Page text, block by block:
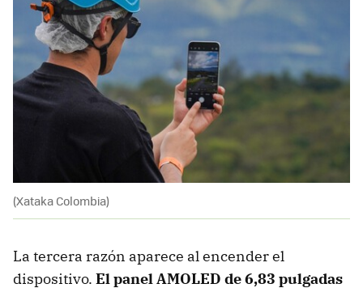
(Xataka Colombia)
La tercera razón aparece al encender el
dispositivo. El panel AMOLED de 6,83 pulgadas